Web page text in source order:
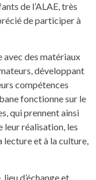
de l’ALAE, très
de participer à
des matériaux
développant
compétences
fonctionne sur le
qui prennent ainsi
leur réalisation, les
lecture et à la culture,
d’échange et